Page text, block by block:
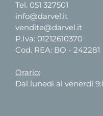
Tel. 051 327501
info@darvel.it
vendite@darvel.it
P.Iva: 01212610370
Cod. REA: BO - 242281
Orario:
Dal lunedì al venerdì